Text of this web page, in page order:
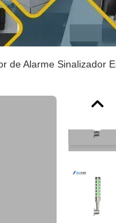
de Alarme Sinalizador